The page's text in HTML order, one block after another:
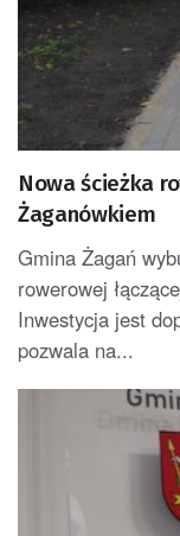
Nowa ścieżka
Żaganówkiem
Gmina Żagań
rowerowej
Inwestycja jest
pozwala na...